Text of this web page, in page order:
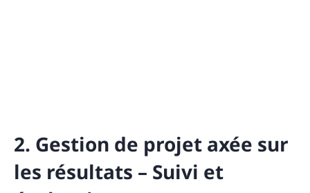
2. Gestion de projet axée sur
les résultats – Suivi et